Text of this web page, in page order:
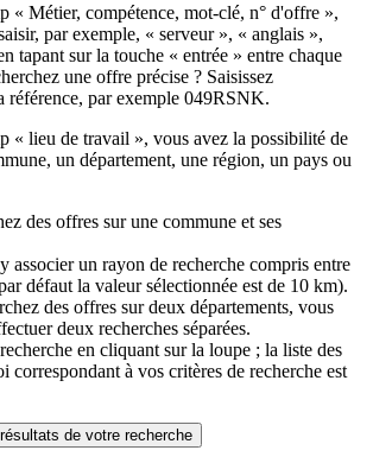
« Métier, compétence, mot-clé, n° d'offre »,
par exemple, « serveur », « anglais »,
tapant sur la touche « entrée » entre chaque
une offre précise ? Saisissez
référence, par exemple 049RSNK.
« lieu de travail », vous avez la possibilité de
un département, une région, un pays ou
des offres sur une commune et ses
associer un rayon de recherche compris entre
défaut la valeur sélectionnée est de 10 km).
des offres sur deux départements, vous
deux recherches séparées.
en cliquant sur la loupe ; la liste des
correspondant à vos critères de recherche est
de votre recherche